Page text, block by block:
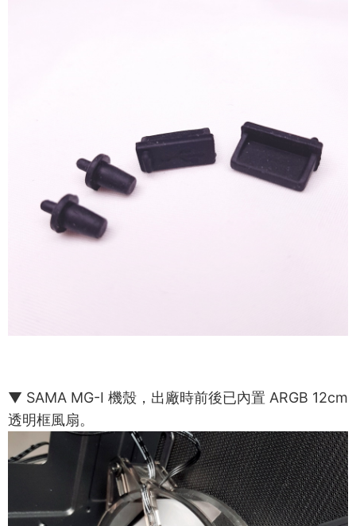
▼ SAMA MG-I 機殼，出廠時前後已內置 ARGB 12cm
透明框風扇。